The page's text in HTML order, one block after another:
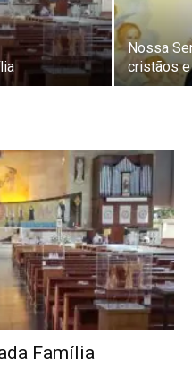
Nossa
cristãos
Família